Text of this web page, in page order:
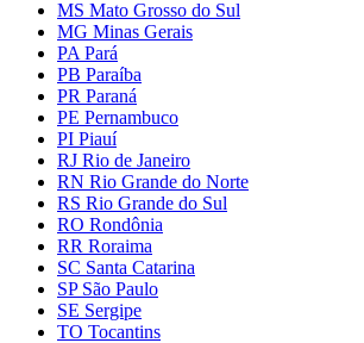
MS Mato Grosso do Sul
MG Minas Gerais
PA Pará
PB Paraíba
PR Paraná
PE Pernambuco
PI Piauí
RJ Rio de Janeiro
RN Rio Grande do Norte
RS Rio Grande do Sul
RO Rondônia
RR Roraima
SC Santa Catarina
SP São Paulo
SE Sergipe
TO Tocantins